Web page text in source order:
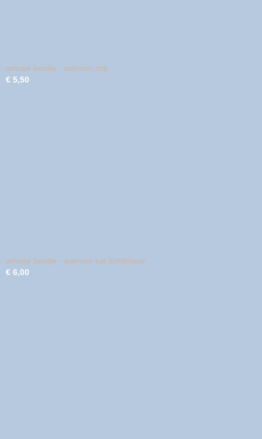
amuse bordje - patroon stip
€ 5,50
amuse bordje - patroon kat lichtblauw
€ 6,00